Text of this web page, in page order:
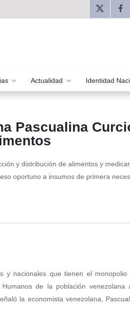
Actualidad Identidad
Pascualina
y distribución de alimentos y
oportuno a insumos de primera
y nacionales que tienen el
de la población
la economista venezolana,